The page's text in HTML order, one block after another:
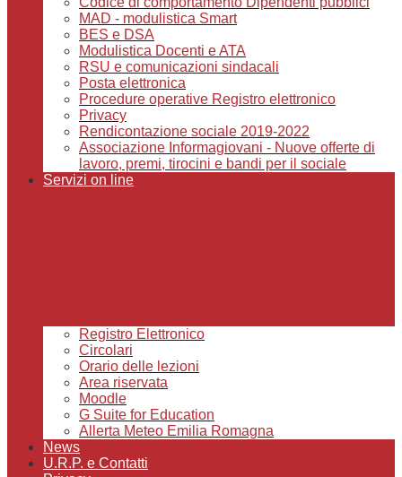
MAD - modulistica Smart
BES e DSA
Modulistica Docenti e ATA
RSU e comunicazioni sindacali
Posta elettronica
Procedure operative Registro elettronico
Privacy
Rendicontazione sociale 2019-2022
Associazione Informagiovani - Nuove offerte di
lavoro, premi, tirocini e bandi per il sociale
Servizi on line
Registro Elettronico
Circolari
Orario delle lezioni
Area riservata
Moodle
G Suite for Education
Allerta Meteo Emilia Romagna
News
U.R.P. e Contatti